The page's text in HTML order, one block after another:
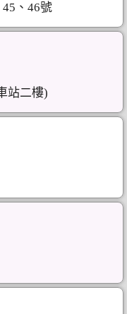
、46號
站二樓)